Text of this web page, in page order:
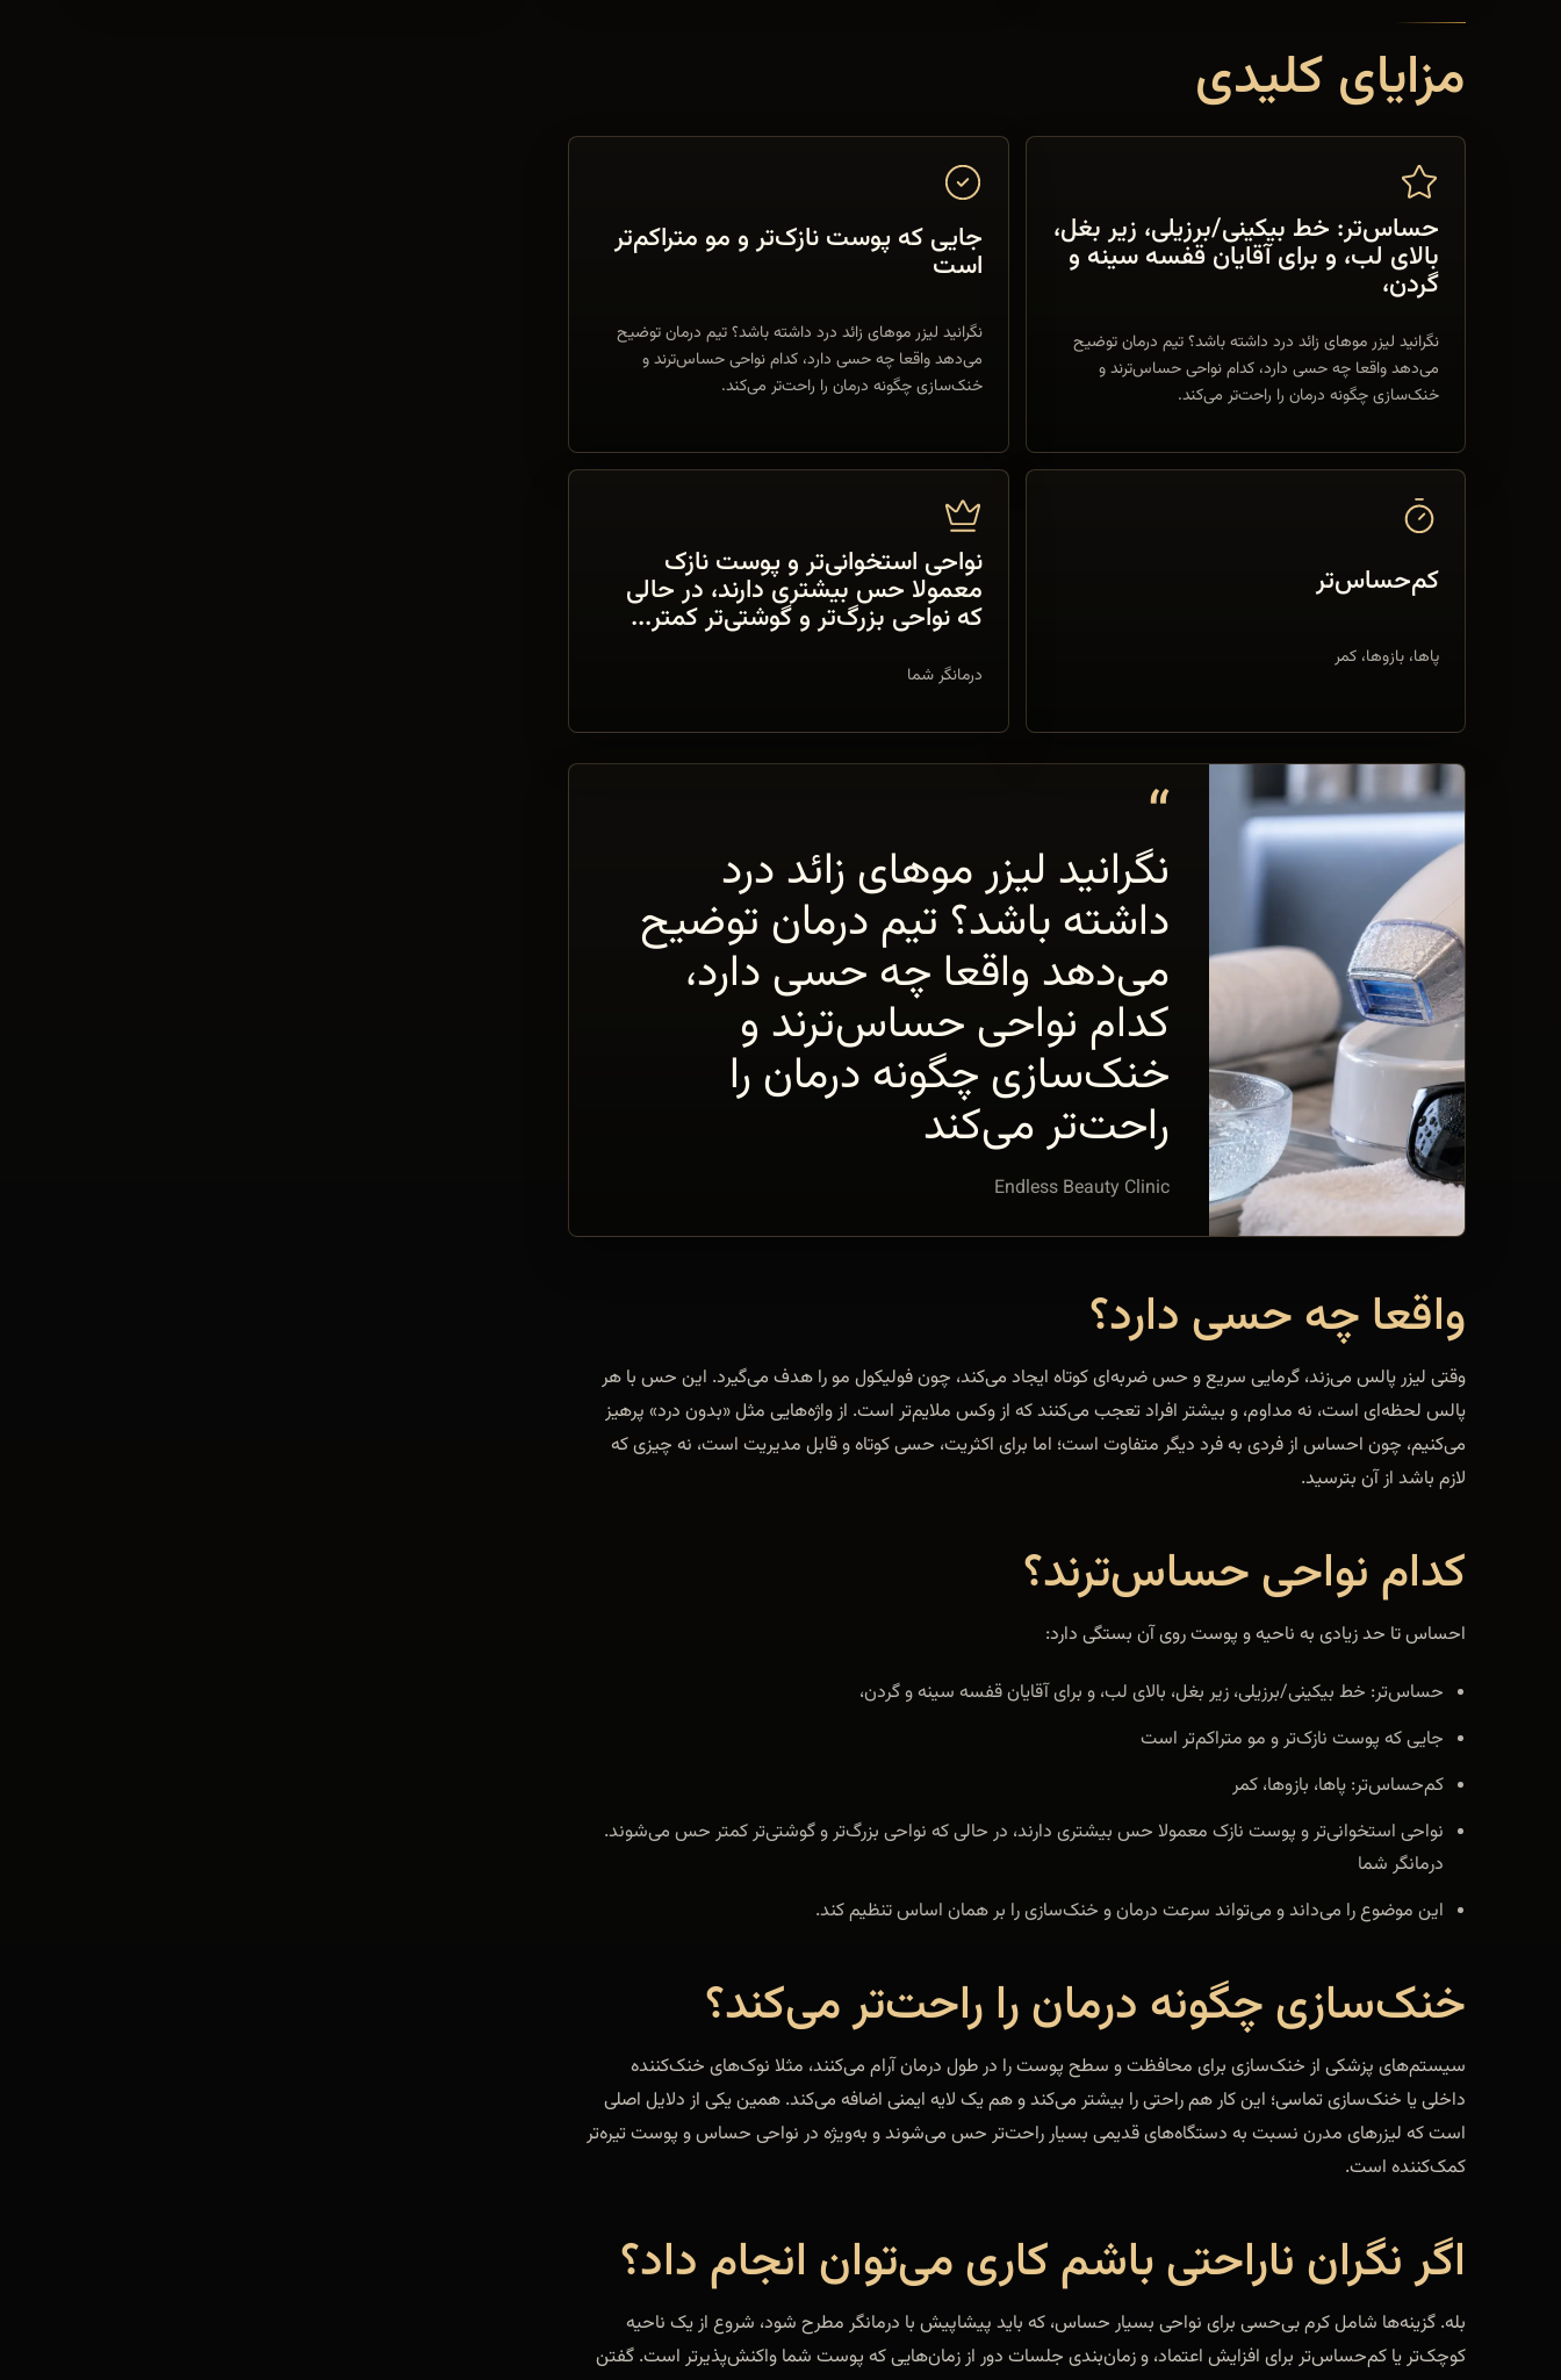
مزایای کلیدی
حساس‌تر: خط بیکینی/برزیلی، زیر بغل،
بالای لب، و برای آقایان قفسه سینه و
گردن،
نگرانید لیزر موهای زائد درد داشته باشد؟ تیم درمان توضیح
می‌دهد واقعا چه حسی دارد، کدام نواحی حساس‌ترند و
خنک‌سازی چگونه درمان را راحت‌تر می‌کند.
جایی که پوست نازک‌تر و مو متراکم‌تر
است
نگرانید لیزر موهای زائد درد داشته باشد؟ تیم درمان توضیح
می‌دهد واقعا چه حسی دارد، کدام نواحی حساس‌ترند و
خنک‌سازی چگونه درمان را راحت‌تر می‌کند.
کم‌حساس‌تر
پاها، بازوها، کمر
نواحی استخوانی‌تر و پوست نازک
معمولا حس بیشتری دارند، در حالی
که نواحی بزرگ‌تر و گوشتی‌تر کمتر...
درمانگر شما
“
نگرانید لیزر موهای زائد درد
داشته باشد؟ تیم درمان توضیح
می‌دهد واقعا چه حسی دارد،
کدام نواحی حساس‌ترند و
خنک‌سازی چگونه درمان را
راحت‌تر می‌کند
Endless Beauty Clinic
واقعا چه حسی دارد؟
وقتی لیزر پالس می‌زند، گرمایی سریع و حس ضربه‌ای کوتاه ایجاد می‌کند، چون فولیکول مو را هدف می‌گیرد. این حس با هر
پالس لحظه‌ای است، نه مداوم، و بیشتر افراد تعجب می‌کنند که از وکس ملایم‌تر است. از واژه‌هایی مثل «بدون درد» پرهیز
می‌کنیم، چون احساس از فردی به فرد دیگر متفاوت است؛ اما برای اکثریت، حسی کوتاه و قابل مدیریت است، نه چیزی که
لازم باشد از آن بترسید.
کدام نواحی حساس‌ترند؟
احساس تا حد زیادی به ناحیه و پوست روی آن بستگی دارد:
حساس‌تر: خط بیکینی/برزیلی، زیر بغل، بالای لب، و برای آقایان قفسه سینه و گردن،
جایی که پوست نازک‌تر و مو متراکم‌تر است
کم‌حساس‌تر: پاها، بازوها، کمر
نواحی استخوانی‌تر و پوست نازک معمولا حس بیشتری دارند، در حالی که نواحی بزرگ‌تر و گوشتی‌تر کمتر حس می‌شوند.
درمانگر شما
این موضوع را می‌داند و می‌تواند سرعت درمان و خنک‌سازی را بر همان اساس تنظیم کند.
خنک‌سازی چگونه درمان را راحت‌تر می‌کند؟
سیستم‌های پزشکی از خنک‌سازی برای محافظت و سطح پوست را در طول درمان آرام می‌کنند، مثلا نوک‌های خنک‌کننده
داخلی یا خنک‌سازی تماسی؛ این کار هم راحتی را بیشتر می‌کند و هم یک لایه ایمنی اضافه می‌کند. همین یکی از دلایل اصلی
است که لیزرهای مدرن نسبت به دستگاه‌های قدیمی بسیار راحت‌تر حس می‌شوند و به‌ویژه در نواحی حساس و پوست تیره‌تر
کمک‌کننده است.
اگر نگران ناراحتی باشم کاری می‌توان انجام داد؟
بله. گزینه‌ها شامل کرم بی‌حسی برای نواحی بسیار حساس، که باید پیشاپیش با درمانگر مطرح شود، شروع از یک ناحیه
کوچک‌تر یا کم‌حساس‌تر برای افزایش اعتماد، و زمان‌بندی جلسات دور از زمان‌هایی که پوست شما واکنش‌پذیرتر است. گفتن